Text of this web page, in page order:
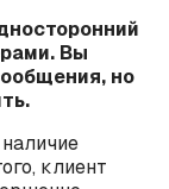
Вы
но
клиент